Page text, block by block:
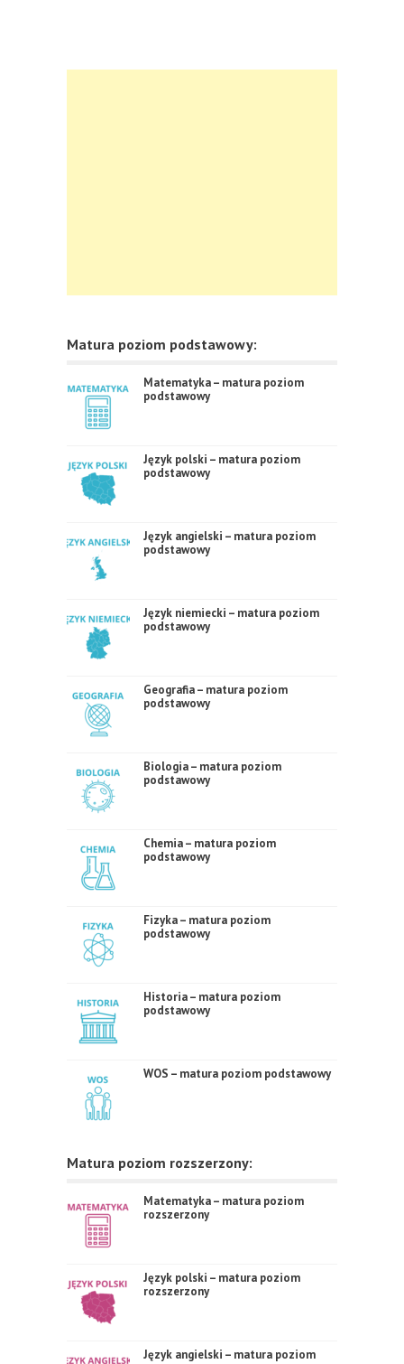
Matura poziom podstawowy:
Matematyka – matura poziom
podstawowy
Język polski – matura poziom
podstawowy
Język angielski – matura poziom
podstawowy
Język niemiecki – matura poziom
podstawowy
Geografia – matura poziom
podstawowy
Biologia – matura poziom
podstawowy
Chemia – matura poziom
podstawowy
Fizyka – matura poziom
podstawowy
Historia – matura poziom
podstawowy
WOS – matura poziom podstawowy
Matura poziom rozszerzony:
Matematyka – matura poziom
rozszerzony
Język polski – matura poziom
rozszerzony
Język angielski – matura poziom